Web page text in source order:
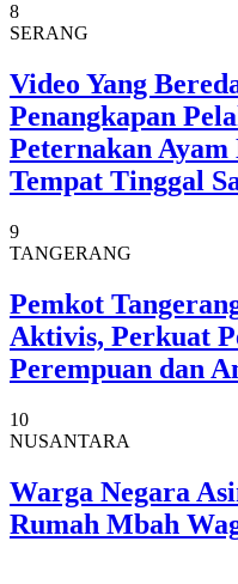
8
SERANG
Video Yang
Penangkapan
Peternakan
Tempat Tinggal
9
TANGERANG
Pemkot
Aktivis, Perkuat
Perempuan dan
10
NUSANTARA
Warga Negara
Rumah Mbah